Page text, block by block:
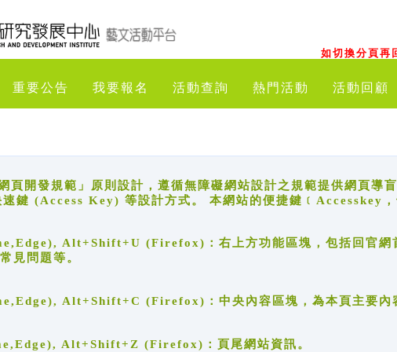
如切換分頁再
重要公告 我要報名 活動查詢 熱門活動 活動回顧
頁開發規範」原則設計，遵循無障礙網站設計之規範提供網頁
鍵 (Access Key) 等設計方式。 本網站的便捷鍵﹝Accesskey，
Alt+Shift+U (Firefox)：右上方功能區塊，包括回官網
見問題等。
Alt+Shift+C (Firefox)：中央內容區塊，為本頁主要內
Alt+Shift+Z (Firefox)：頁尾網站資訊。